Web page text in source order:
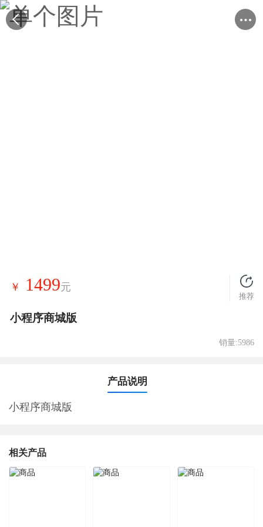
￥ 1499元
推荐
小程序商城版
销量:5986
产品说明
小程序商城版
相关产品